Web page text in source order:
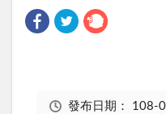
發布日期： 108-